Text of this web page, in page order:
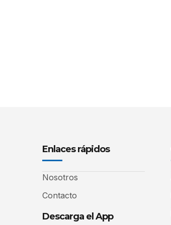
Enlaces rápidos
Nosotros
Contacto
Descarga el App